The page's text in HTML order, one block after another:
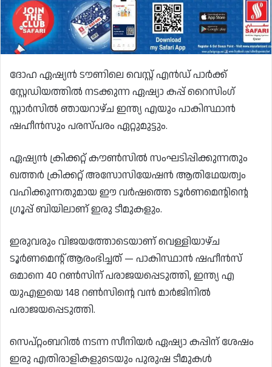
ദോഹ ഏഷ്യൻ ടൗണിലെ വെസ്റ്റ് എൻഡ് പാർക്ക്
സ്റ്റേഡിയത്തിൽ നടക്കുന്ന ഏഷ്യാ കപ്പ് റൈസിംഗ്
സ്റ്റാർസിൽ ഞായറാഴ്ച ഇന്ത്യ എയും പാകിസ്ഥാൻ
ഷഹീൻസും പരസ്പരം ഏറ്റുമുട്ടും.
ഏഷ്യൻ ക്രിക്കറ്റ് കൗൺസിൽ സംഘടിപ്പിക്കുന്നതും
ഖത്തർ ക്രിക്കറ്റ് അസോസിയേഷൻ ആതിഥേയത്വം
വഹിക്കുന്നതുമായ ഈ വർഷത്തെ ടൂർണമെന്റിന്റെ
ഗ്രൂപ്പ് ബിയിലാണ് ഇരു ടീമുകളും.
ഇരുവരും വിജയത്തോടെയാണ് വെള്ളിയാഴ്ച
ടൂർണമെന്റ് ആരംഭിച്ചത് — പാകിസ്ഥാൻ ഷഹീൻസ്
ഒമാനെ 40 റൺസിന് പരാജയപ്പെടുത്തി, ഇന്ത്യ എ
യുഎഇയെ 148 റൺസിന്റെ വൻ മാർജിനിൽ
പരാജയപ്പെടുത്തി.
സെപ്റ്റംബറിൽ നടന്ന സീനിയർ ഏഷ്യാ കപ്പിന് ശേഷം
ഇരു എതിരാളികളുടെയും പുരുഷ ടീമുകൾ